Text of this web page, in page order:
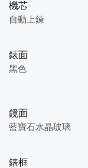
機芯
自動上鍊
錶面
黑色
鏡面
藍寶石水晶玻璃
錶框